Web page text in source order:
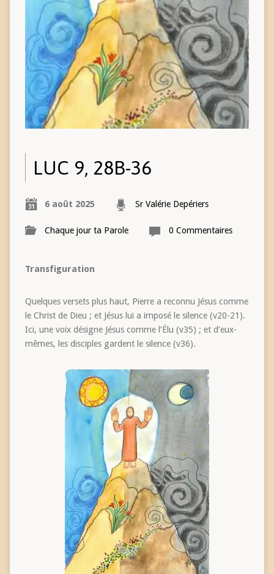
LUC 9, 28B-36
6 août 2025 Sr Valérie Depériers
Chaque jour ta Parole 0 Commentaires
Transfiguration
Quelques versets plus haut, Pierre a reconnu Jésus comme
le Christ de Dieu ; et Jésus lui a imposé le silence (v20-21).
Ici, une voix désigne Jésus comme l’Élu (v35) ; et d’eux-
mêmes, les disciples gardent le silence (v36).